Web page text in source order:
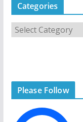
Categories
a
r
Please Follow